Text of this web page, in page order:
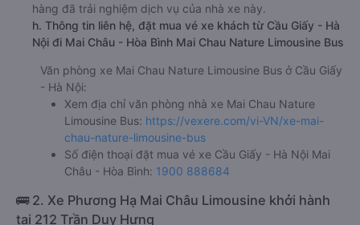
hàng đã trải nghiệm dịch vụ của nhà xe này.
h. Thông tin liên hệ, đặt mua vé xe khách từ Cầu Giấy - Hà
Nội đi Mai Châu - Hòa Bình Mai Chau Nature Limousine Bus
Văn phòng xe Mai Chau Nature Limousine Bus ở Cầu Giấy
- Hà Nội:
Xem địa chỉ văn phòng nhà xe Mai Chau Nature
Limousine Bus: https://vexere.com/vi-VN/xe-mai-
chau-nature-limousine-bus
Số điện thoại đặt mua vé xe Cầu Giấy - Hà Nội Mai
Châu - Hòa Bình: 1900 888684
🚌 2. Xe Phương Hạ Mai Châu Limousine khởi hành
tại 212 Trần Duy Hưng